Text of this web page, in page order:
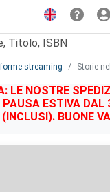
streaming Storie
LE NOSTRE
PAUSA ESTIVA DAL
BUONE